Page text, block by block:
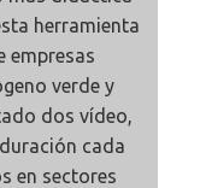
herramienta
empresas
verde y
dos vídeo,
cada
en sectores